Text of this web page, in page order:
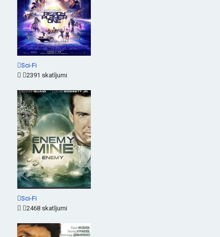
Sci-Fi
2391 skatījumi
Sci-Fi
2468 skatījumi